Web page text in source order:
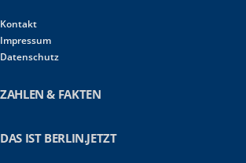
Kontakt
Impressum
Datenschutz
ZAHLEN & FAKTEN
DAS IST BERLIN.JETZT